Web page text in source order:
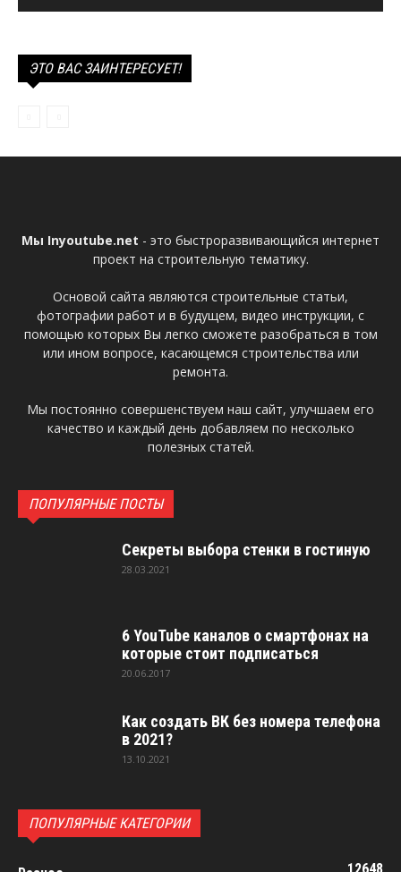
ЭТО ВАС ЗАИНТЕРЕСУЕТ!
Мы Inyoutube.net - это быстроразвивающийся интернет
проект на строительную тематику.
Основой сайта являются строительные статьи,
фотографии работ и в будущем, видео инструкции, с
помощью которых Вы легко сможете разобраться в том
или ином вопросе, касающемся строительства или
ремонта.
Мы постоянно совершенствуем наш сайт, улучшаем его
качество и каждый день добавляем по несколько
полезных статей.
ПОПУЛЯРНЫЕ ПОСТЫ
Секреты выбора стенки в гостиную
28.03.2021
6 YouTube каналов о смартфонах на
которые стоит подписаться
20.06.2017
Как создать ВК без номера телефона
в 2021?
13.10.2021
ПОПУЛЯРНЫЕ КАТЕГОРИИ